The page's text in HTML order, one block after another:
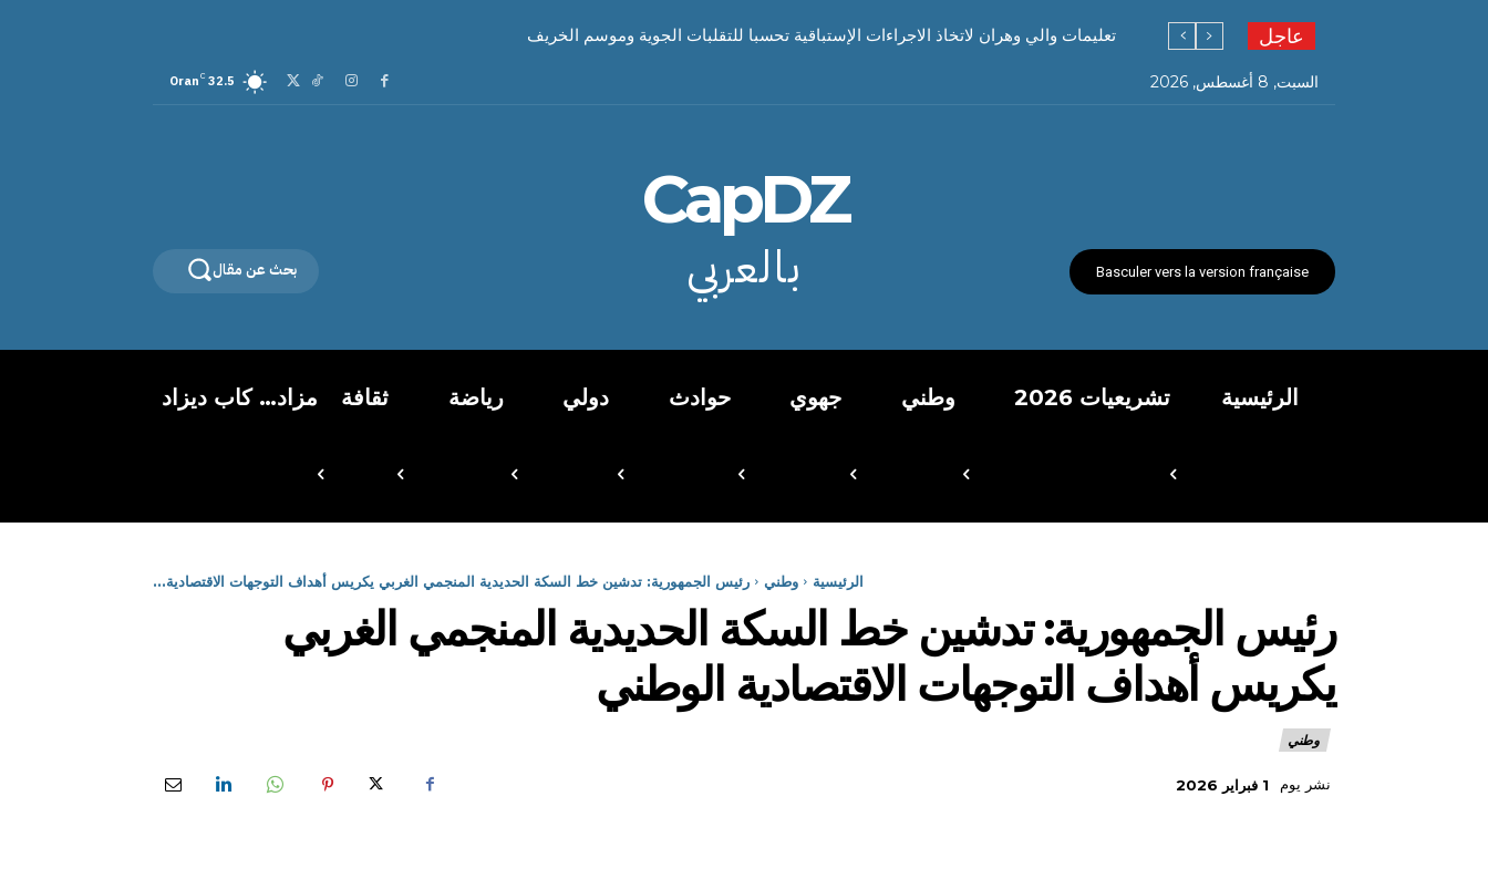
عاجل تعليمات والي وهران لاتخاذ الاجراءات الإستباقية تحسبا للتقلبات الجوية وموسم الخريف
السبت, 8 أغسطس, 2026 32.5
C
Oran
Basculer vers la version française
CapDZ
بالعربي بحث عن مقال
الرئيسية تشريعيات 2026 وطني جهوي حوادث دولي رياضة ثقافة مزاد… كاب ديزاد
الرئيسية وطني رئيس الجمهورية: تدشين خط السكة الحديدية المنجمي الغربي يكريس أهداف التوجهات الاقتصادية...
رئيس الجمهورية: تدشين خط السكة الحديدية المنجمي الغربي
يكريس أهداف التوجهات الاقتصادية الوطني
وطني
نشر يوم 1 فبراير 2026